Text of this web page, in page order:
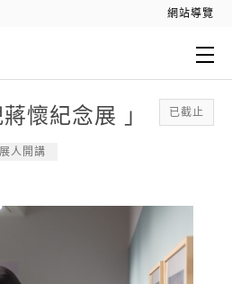
網站導覽
已截止
懷紀念展 」
人開講